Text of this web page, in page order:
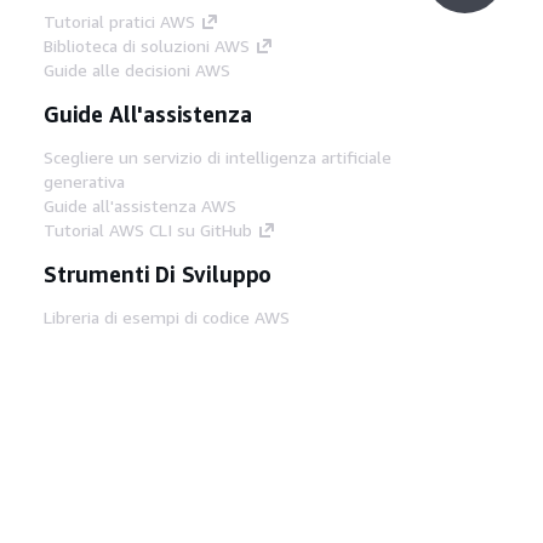
Tutorial pratici AWS
Biblioteca di soluzioni AWS
Guide alle decisioni AWS
Guide All'assistenza
Scegliere un servizio di intelligenza artificiale
generativa
Guide all'assistenza AWS
Tutorial AWS CLI su GitHub
Strumenti Di Sviluppo
Libreria di esempi di codice AWS